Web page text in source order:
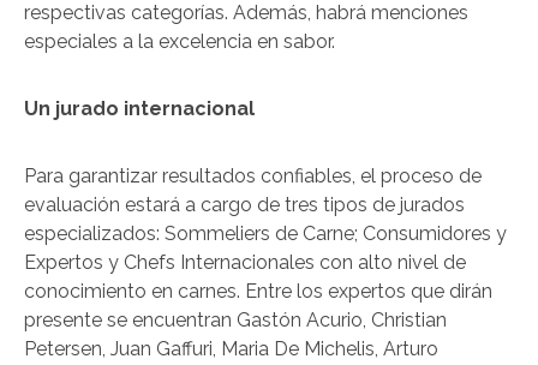
respectivas categorías. Además, habrá menciones
especiales a la excelencia en sabor.
Un jurado internacional
Para garantizar resultados confiables, el proceso de
evaluación estará a cargo de tres tipos de jurados
especializados: Sommeliers de Carne; Consumidores y
Expertos y Chefs Internacionales con alto nivel de
conocimiento en carnes. Entre los expertos que dirán
presente se encuentran Gastón Acurio, Christian
Petersen, Juan Gaffuri, Maria De Michelis, Arturo